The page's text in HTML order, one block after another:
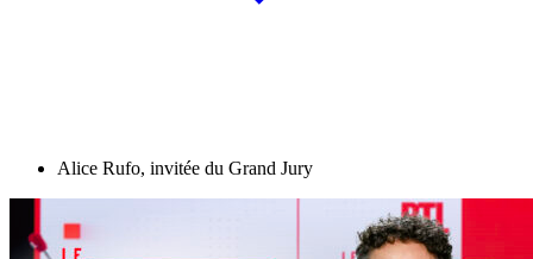
Alice Rufo, invitée du Grand Jury